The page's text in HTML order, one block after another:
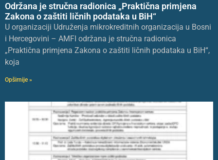
Održana je stručna radionica „Praktična primjena
Zakona o zaštiti ličnih podataka u BiH“
U organizaciji Udruženja mikrokreditnih organizacija u Bosni
i Hercegovini – AMFI održana je stručna radionica
„Praktična primjena Zakona o zaštiti ličnih podataka u BiH“,
koja
Opširnije »